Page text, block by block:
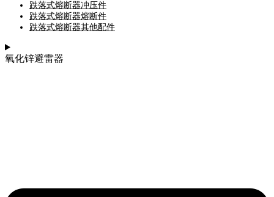
跌落式熔断器冲压件
跌落式熔断器熔断件
跌落式熔断器其他配件
氧化锌避雷器